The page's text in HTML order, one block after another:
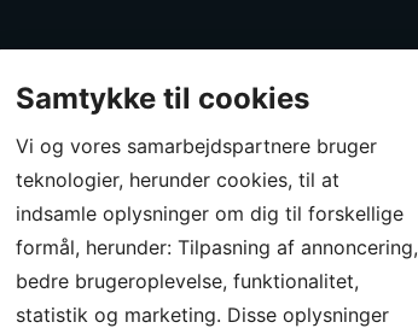
Samtykke til cookies
Vi og vores samarbejdspartnere bruger
teknologier, herunder cookies, til at
indsamle oplysninger om dig til forskellige
formål, herunder: Tilpasning af annoncering,
bedre brugeroplevelse, funktionalitet,
statistik og marketing. Disse oplysninger